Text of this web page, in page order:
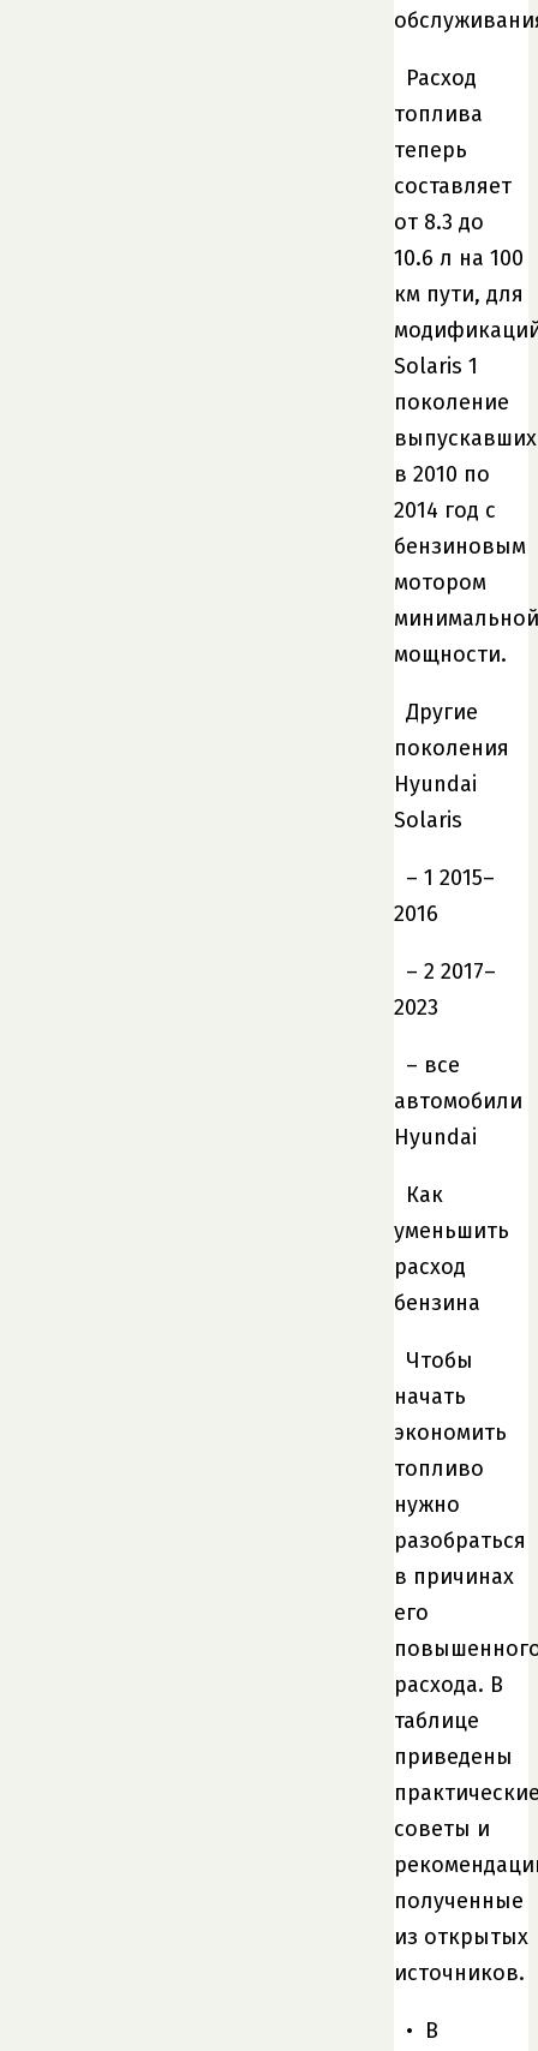
Расход
топлива
теперь
составляет
от 8.3 до
10.6 л на 100
км пути, для
Solaris 1
поколение
в 2010 по
2014 год с
бензиновым
мотором
минимальной
мощности.
Другие
поколения
Hyundai
Solaris
– 1 2015–
2016
– 2 2017–
2023
– все
автомобили
Hyundai
Как
уменьшить
расход
бензина
Чтобы
начать
экономить
топливо
нужно
разобраться
в причинах
его
расхода. В
таблице
приведены
советы и
полученные
из открытых
источников.
• В